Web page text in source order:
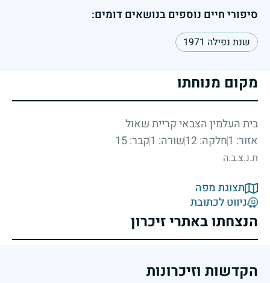
סיפורי חיים נוספים בנושאים דומים:
שנת נפילה 1971
מקום מנוחתו
בית העלמין הצבאי קריית שאול
אזור: 1
חלקה: 12 שורה: 1 קבר: 15
ת.נ.צ.ב.ה
תצוגת מפה
ניווט לכתובת
הנצחתו באתרי זיכרון
הקדשות וזיכרונות